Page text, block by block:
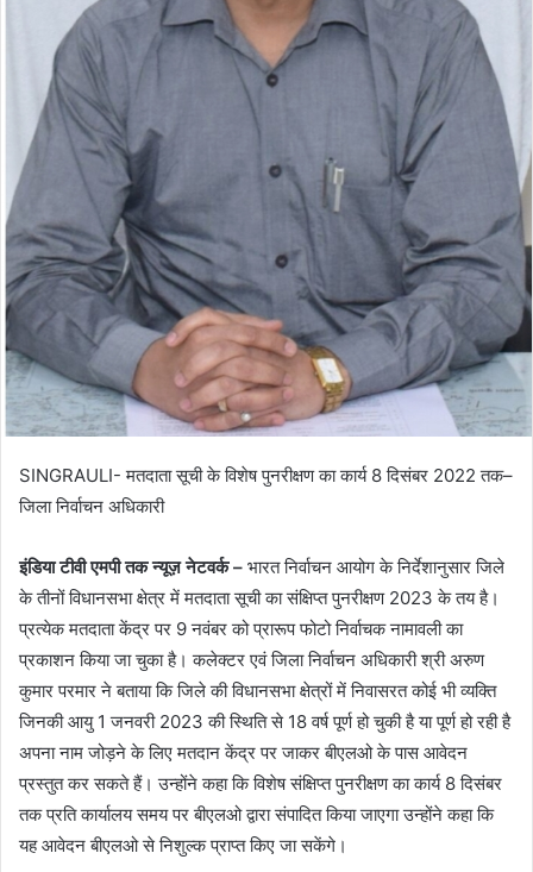
SINGRAULI- मतदाता सूची के विशेष पुनरीक्षण का कार्य 8 दिसंबर 2022 तक–
जिला निर्वाचन अधिकारी
इंडिया टीवी एमपी तक न्यूज़ नेटवर्क – भारत निर्वाचन आयोग के निर्देशानुसार जिले
के तीनों विधानसभा क्षेत्र में मतदाता सूची का संक्षिप्त पुनरीक्षण 2023 के तय है।
प्रत्येक मतदाता केंद्र पर 9 नवंबर को प्रारूप फोटो निर्वाचक नामावली का
प्रकाशन किया जा चुका है। कलेक्टर एवं जिला निर्वाचन अधिकारी श्री अरुण
कुमार परमार ने बताया कि जिले की विधानसभा क्षेत्रों में निवासरत कोई भी व्यक्ति
जिनकी आयु 1 जनवरी 2023 की स्थिति से 18 वर्ष पूर्ण हो चुकी है या पूर्ण हो रही है
अपना नाम जोड़ने के लिए मतदान केंद्र पर जाकर बीएलओ के पास आवेदन
प्रस्तुत कर सकते हैं। उन्होंने कहा कि विशेष संक्षिप्त पुनरीक्षण का कार्य 8 दिसंबर
तक प्रति कार्यालय समय पर बीएलओ द्वारा संपादित किया जाएगा उन्होंने कहा कि
यह आवेदन बीएलओ से निशुल्क प्राप्त किए जा सकेंगे।